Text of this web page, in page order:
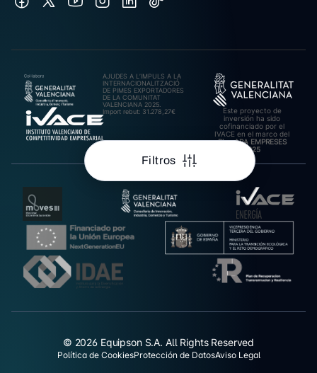
Filtros
AJUDES A L’IMPULS A LA
INTERNACIONALITZACIÓ
DE PIMES EXPORTADORES
DE LA COMUNITAT
VALENCIANA 2025.
Import rebut: 31.278,27€
Este proyecto de
inversión ha sido
cofinanciado por el
IVACE en el marco del
Plan ARA EMPRESES
2025
© 2026 Equipson S.A. All Rights Reserved
Política de CookiesProtección de DatosAviso Legal